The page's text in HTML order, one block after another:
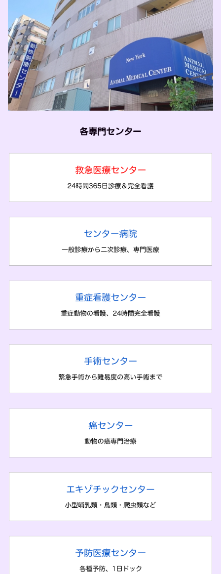
各専門センター